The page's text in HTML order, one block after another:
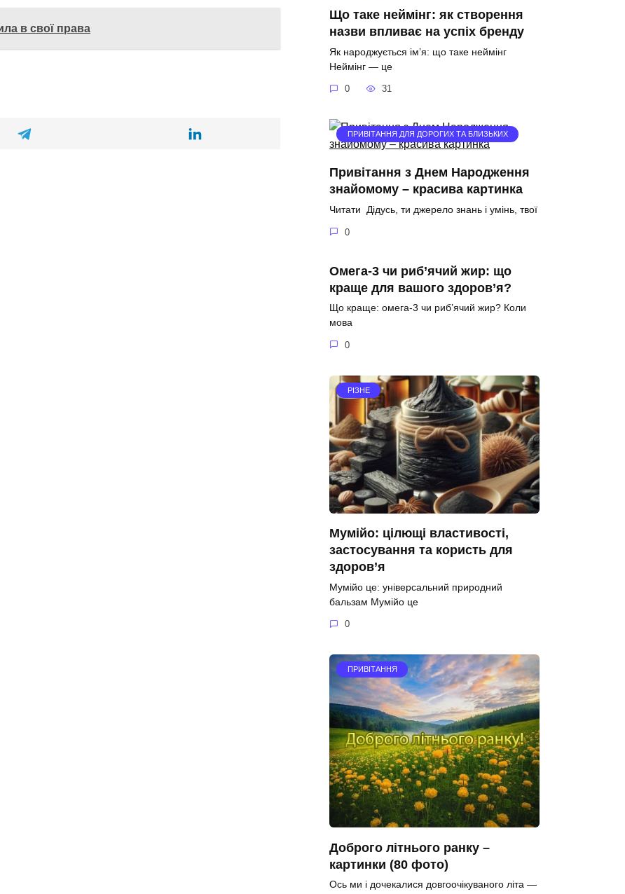
в свої права
Що таке неймінг: як створення
назви впливає на успіх бренду
Як народжується ім’я: що таке неймінг
Неймінг — це
0 31
ПРИВІТАННЯ ДЛЯ ДОРОГИХ ТА БЛИЗЬКИХ
Привітання з Днем Народження
знайомому – красива картинка
Читати Дідусь, ти джерело знань і умінь, твої
0
Омега-3 чи риб’ячий жир: що
краще для вашого здоров’я?
Що краще: омега-3 чи риб’ячий жир? Коли
мова
0
РІЗНЕ
Мумійо: цілющі властивості,
застосування та користь для
здоров’я
Мумійо це: універсальний природний
бальзам Мумійо це
0
ПРИВІТАННЯ
Доброго літнього ранку –
картинки (80 фото)
Ось ми і дочекалися довгоочікуваного літа —